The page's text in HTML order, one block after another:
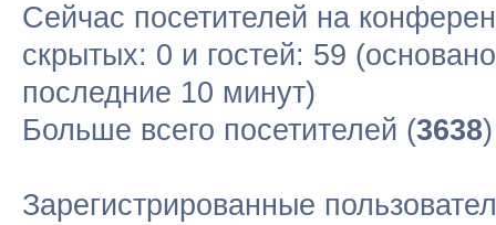
Сейчас посетителей на
скрытых: 0 и гостей: 59
последние 10 минут)
Больше всего посетителей (3638
Зарегистрированные